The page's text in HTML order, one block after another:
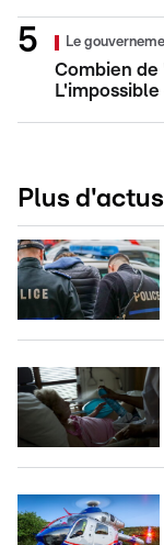
Le
Combien de
Plus d'actus